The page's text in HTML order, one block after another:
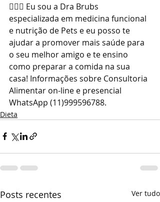
👩🏼‍⚕️ Eu sou a Dra Brubs
especializada em medicina funcional
e nutrição de Pets e eu posso te
ajudar a promover mais saúde para
o seu melhor amigo e te ensino
como preparar a comida na sua
casa! Informações sobre Consultoria
Alimentar on-line e presencial
WhatsApp (11)999596788.
Dieta
Posts recentes Ver tudo